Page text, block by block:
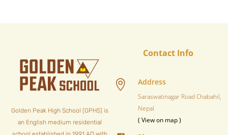
Golden Peak High School (GPHS) is
an English medium residential
Contact Info
 Address
Saraswatinagar Road Chabahil,
Nepal
( View on map )